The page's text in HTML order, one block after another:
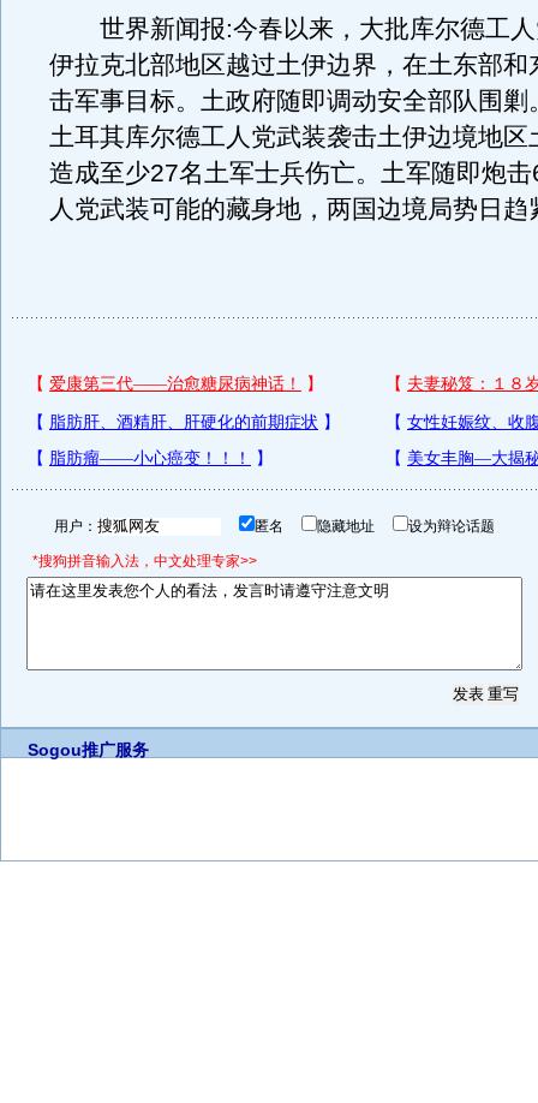
世界新闻报:今春以来，大批库尔德工人
伊拉克北部地区越过土伊边界，在土东部和
击军事目标。土政府随即调动安全部队围
土耳其库尔德工人党武装袭击土伊边境地区
造成至少27名土军士兵伤亡。土军随即炮
人党武装可能的藏身地，两国边境局势日趋
用户： 匿名 隐藏地址 设为辩论话题
*搜狗拼音输入法，中文处理专家>>
Sogou推广服务